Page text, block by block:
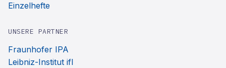
Einzelhefte
UNSERE PARTNER
Fraunhofer IPA
Leibniz-Institut ifl